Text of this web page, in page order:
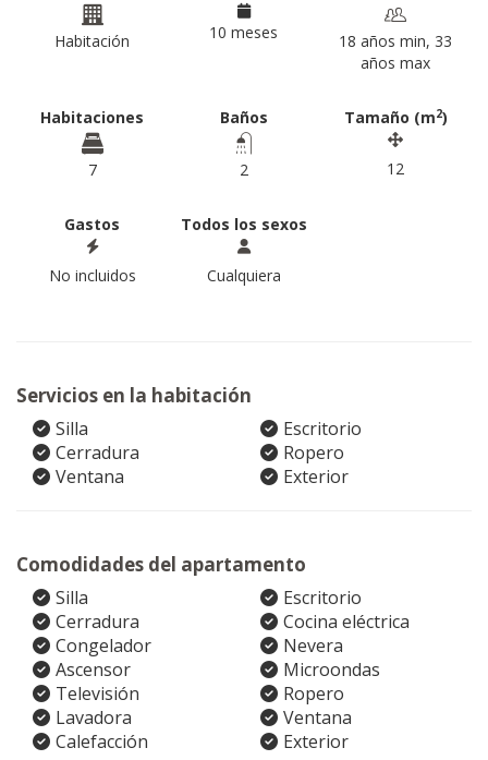
Habitación 10 meses
18 años min, 33
años max
Habitaciones
7
Baños
2
Tamaño (m2)
12
Gastos
No incluidos
Todos los sexos
Cualquiera
Servicios en la habitación
Silla
Escritorio
Cerradura
Ropero
Ventana
Exterior
Comodidades del apartamento
Silla
Escritorio
Cerradura
Cocina eléctrica
Congelador
Nevera
Ascensor
Microondas
Televisión
Ropero
Lavadora
Ventana
Calefacción
Exterior